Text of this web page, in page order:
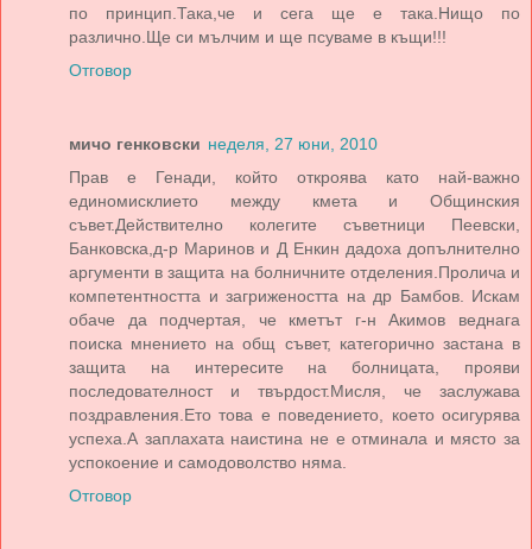
по принцип.Така,че и сега ще е така.Нищо по
различно.Ще си мълчим и ще псуваме в къщи!!!
Отговор
мичо генковски неделя, 27 юни, 2010
Прав е Генади, който откроява като най-важно
единомисклието между кмета и Общинския
съвет.Действително колегите съветници Пеевски,
Банковска,д-р Маринов и Д Енкин дадоха допълнително
аргументи в защита на болничните отделения.Пролича и
компетентността и загрижеността на др Бамбов. Искам
обаче да подчертая, че кметът г-н Акимов веднага
поиска мнението на общ съвет, категорично застана в
защита на интересите на болницата, прояви
последователност и твърдост.Мисля, че заслужава
поздравления.Ето това е поведението, което осигурява
успеха.А заплахата наистина не е отминала и място за
успокоение и самодоволство няма.
Отговор